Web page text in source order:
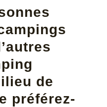
de
préférez-